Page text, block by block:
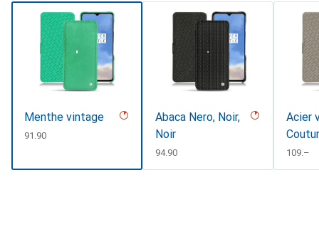
Menthe vintage
CHF
91.90
Abaca Nero, Noir,
Noir
CHF
94.90
Acier
CHF
109.–